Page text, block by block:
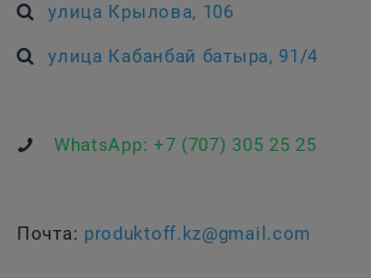
улица Крылова, 106
улица Кабанбай батыра, 91/4
WhatsApp: +7 (707) 305 25 25
Почта: produktoff.kz@gmail.com